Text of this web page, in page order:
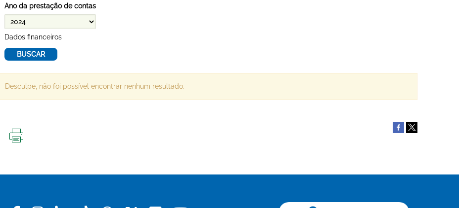
Ano da prestação de contas
Dados financeiros
Desculpe, não foi possível encontrar nenhum resultado.